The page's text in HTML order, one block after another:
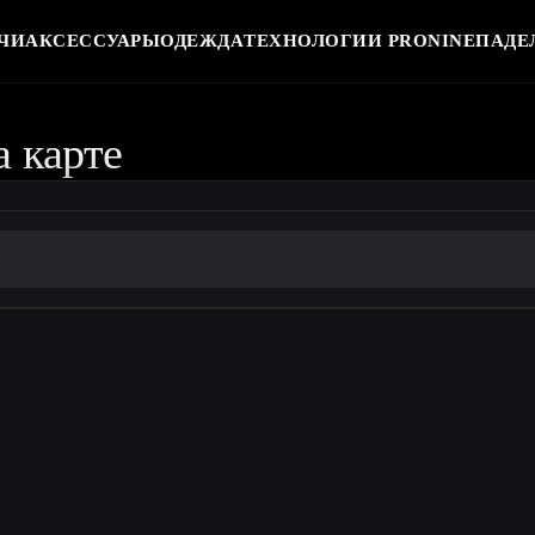
АКСЕССУАРЫОДЕЖДАТЕХНОЛОГИИ PRONINE
карте